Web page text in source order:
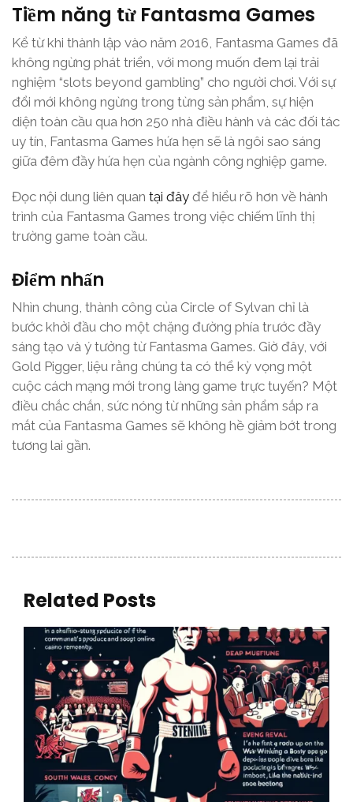
Tiềm năng từ Fantasma Games
Kể từ khi thành lập vào năm 2016, Fantasma Games đã
không ngừng phát triển, với mong muốn đem lại trải
nghiệm “slots beyond gambling” cho người chơi. Với sự
đổi mới không ngừng trong từng sản phẩm, sự hiện
diện toàn cầu qua hơn 250 nhà điều hành và các đối tác
uy tín, Fantasma Games hứa hẹn sẽ là ngôi sao sáng
giữa đêm đầy hứa hẹn của ngành công nghiệp game.
Đọc nội dung liên quan tại đây để hiểu rõ hơn về hành
trình của Fantasma Games trong việc chiếm lĩnh thị
trường game toàn cầu.
Điểm nhấn
Nhìn chung, thành công của Circle of Sylvan chỉ là
bước khởi đầu cho một chặng đường phía trước đầy
sáng tạo và ý tưởng từ Fantasma Games. Giờ đây, với
Gold Pigger, liệu rằng chúng ta có thể kỳ vọng một
cuộc cách mạng mới trong làng game trực tuyến? Một
điều chắc chắn, sức nóng từ những sản phẩm sắp ra
mắt của Fantasma Games sẽ không hề giảm bớt trong
tương lai gần.
Related Posts